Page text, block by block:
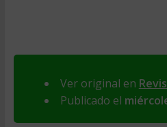
Ver original en
Publicado el